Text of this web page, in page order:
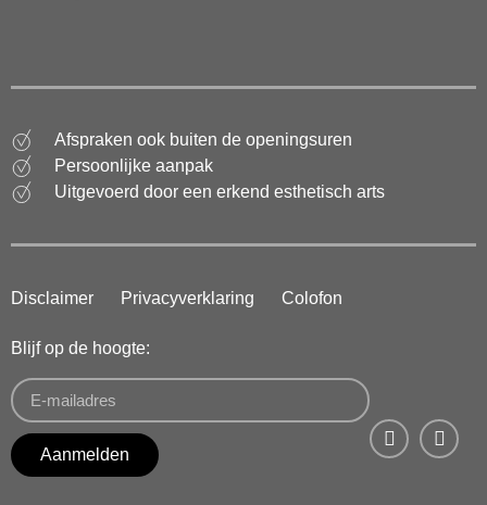
Afspraken ook buiten de openingsuren
Persoonlijke aanpak
Uitgevoerd door een erkend esthetisch arts
Disclaimer Privacyverklaring Colofon
Blijf op de hoogte:
Aanmelden